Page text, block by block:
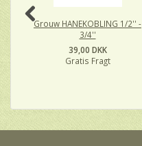
Grouw HANEKOBLING 1/2'' -
3/4''
39,00 DKK
Gratis Fragt